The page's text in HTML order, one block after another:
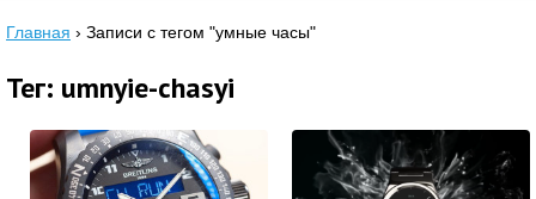
Главная › Записи с тегом "умные часы"
Тег: umnyie-chasyi